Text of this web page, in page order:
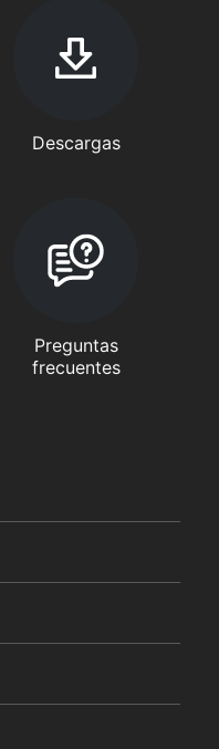
Descargas
Preguntas
frecuentes